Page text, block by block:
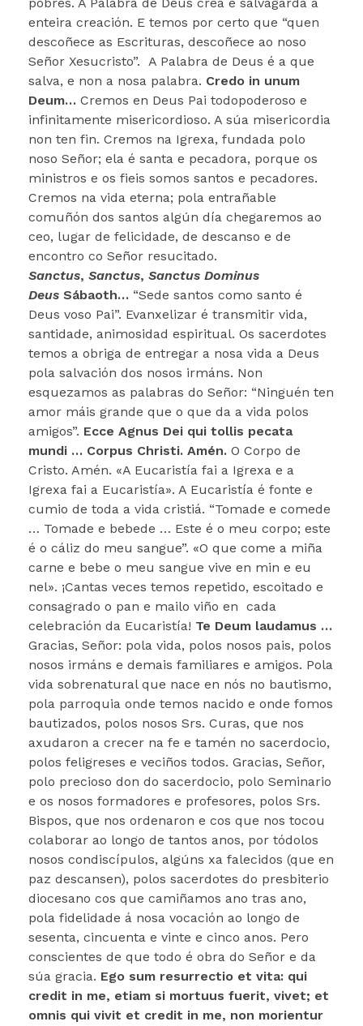
pobres. A Palabra de Deus crea e salvagarda a
enteira creación. E temos por certo que “quen
descoñece as Escrituras, descoñece ao noso
Señor Xesucristo”. A Palabra de Deus é a que
salva, e non a nosa palabra. Credo in unum
Deum… Cremos en Deus Pai todopoderoso e
infinitamente misericordioso. A súa misericordia
non ten fin. Cremos na Igrexa, fundada polo
noso Señor; ela é santa e pecadora, porque os
ministros e os fieis somos santos e pecadores.
Cremos na vida eterna; pola entrañable
comuñón dos santos algún día chegaremos ao
ceo, lugar de felicidade, de descanso e de
encontro co Señor resucitado.
Sanctus, Sanctus, Sanctus Dominus
Deus Sábaoth… “Sede santos como santo é
Deus voso Pai”. Evanxelizar é transmitir vida,
santidade, animosidad espiritual. Os sacerdotes
temos a obriga de entregar a nosa vida a Deus
pola salvación dos nosos irmáns. Non
esquezamos as palabras do Señor: “Ninguén ten
amor máis grande que o que da a vida polos
amigos”. Ecce Agnus Dei qui tollis pecata
mundi … Corpus Christi. Amén. O Corpo de
Cristo. Amén. «A Eucaristía fai a Igrexa e a
Igrexa fai a Eucaristía». A Eucaristía é fonte e
cumio de toda a vida cristiá. “Tomade e comede
… Tomade e bebede … Este é o meu corpo; este
é o cáliz do meu sangue”. «O que come a miña
carne e bebe o meu sangue vive en min e eu
nel». ¡Cantas veces temos repetido, escoitado e
consagrado o pan e mailo viño en cada
celebración da Eucaristía! Te Deum laudamus …
Gracias, Señor: pola vida, polos nosos pais, polos
nosos irmáns e demais familiares e amigos. Pola
vida sobrenatural que nace en nós no bautismo,
pola parroquia onde temos nacido e onde fomos
bautizados, polos nosos Srs. Curas, que nos
axudaron a crecer na fe e tamén no sacerdocio,
polos feligreses e veciños todos. Gracias, Señor,
polo precioso don do sacerdocio, polo Seminario
e os nosos formadores e profesores, polos Srs.
Bispos, que nos ordenaron e cos que nos tocou
colaborar ao longo de tantos anos, por tódolos
nosos condiscípulos, algúns xa falecidos (que en
paz descansen), polos sacerdotes do presbiterio
diocesano cos que camiñamos ano tras ano,
pola fidelidade á nosa vocación ao longo de
sesenta, cincuenta e vinte e cinco anos. Pero
conscientes de que todo é obra do Señor e da
súa gracia. Ego sum resurrectio et vita: qui
credit in me, etiam si mortuus fuerit, vivet; et
omnis qui vivit et credit in me, non morientur